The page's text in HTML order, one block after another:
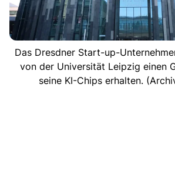
Das Dresdner Start-up-
von der Universität Leipzig einen
seine KI-Chips erhalten.